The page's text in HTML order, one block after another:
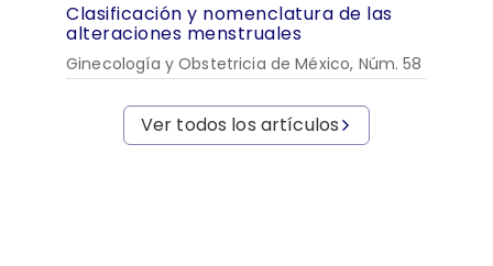
Clasificación y nomenclatura de las
alteraciones menstruales
Ginecología y Obstetricia de México, Núm. 58
Ver todos los artículos